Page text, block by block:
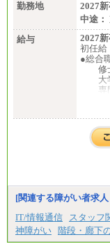
勤務地
2027新
中途：
給与
2027新
初任給
●総合
修
大
専
専門
経験・
たし
大
中途：
月給
※ご経
※試用
[関連する障がい者求
IT/情報通信
スタッフ
神障がい 階段・廊下